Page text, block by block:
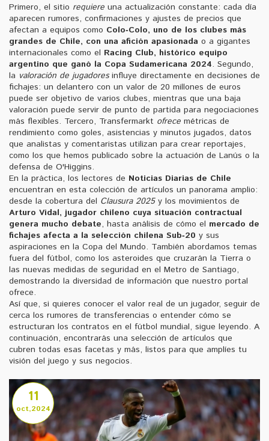
Primero, el sitio requiere una actualización constante: cada día
aparecen rumores, confirmaciones y ajustes de precios que
afectan a equipos como Colo‑Colo, uno de los clubes más
grandes de Chile, con una afición apasionada o a gigantes
internacionales como el Racing Club, histórico equipo
argentino que ganó la Copa Sudamericana 2024. Segundo,
la valoración de jugadoresinfluye directamente en decisiones de
fichajes: un delantero con un valor de 20 millones de euros
puede ser objetivo de varios clubes, mientras que una baja
valoración puede servir de punto de partida para negociaciones
más flexibles. Tercero, Transfermarkt ofrece métricas de
rendimiento como goles, asistencias y minutos jugados, datos
que analistas y comentaristas utilizan para crear reportajes,
como los que hemos publicado sobre la actuación de Lanús o la
defensa de O'Higgins.
En la práctica, los lectores de Noticias Diarias de Chile
encuentran en esta colección de artículos un panorama amplio:
desde la cobertura del Clausura 2025y los movimientos de
Arturo Vidal, jugador chileno cuya situación contractual
genera mucho debate, hasta análisis de cómo el mercado de
fichajes afecta a la selección chilena Sub‑20 y sus
aspiraciones en la Copa del Mundo. También abordamos temas
fuera del fútbol, como los asteroides que cruzarán la Tierra o
las nuevas medidas de seguridad en el Metro de Santiago,
demostrando la diversidad de información que nuestro portal
ofrece.
Así que, si quieres conocer el valor real de un jugador, seguir de
cerca los rumores de transferencias o entender cómo se
estructuran los contratos en el fútbol mundial, sigue leyendo. A
continuación, encontrarás una selección de artículos que
cubren todas esas facetas y más, listos para que amplíes tu
visión del juego y sus negocios.
11
oct,2024